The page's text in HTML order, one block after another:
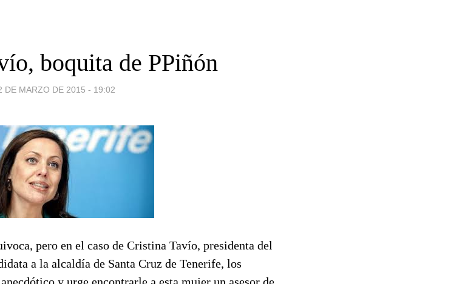
boquita de PPiñón
DE MARZO DE 2015 - 19:02
pero en el caso de Cristina Tavío, presidenta del
a la alcaldía de Santa Cruz de Tenerife, los